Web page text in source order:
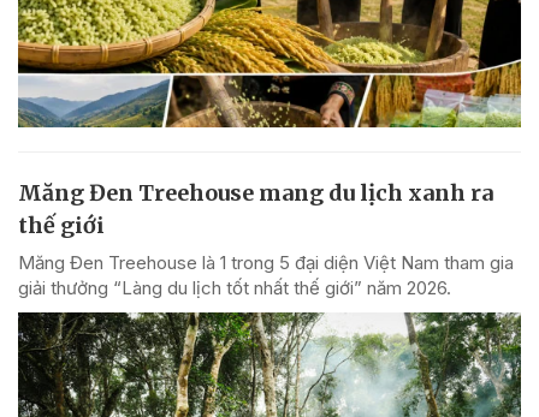
Măng Đen Treehouse mang du lịch xanh ra
thế giới
Măng Đen Treehouse là 1 trong 5 đại diện Việt Nam tham gia
giải thưởng “Làng du lịch tốt nhất thế giới” năm 2026.